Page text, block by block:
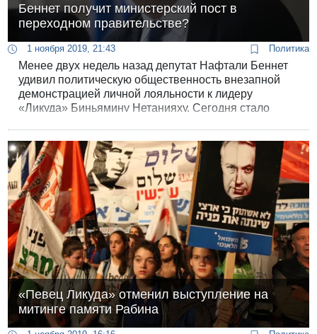
Беннет получит министерский пост в
переходном правительстве?
1 ноября 2019, 21:43 Политика
Менее двух недель назад депутат Нафтали Беннет
удивил политическую общественность внезапной
демонстрацией личной лояльности к лидеру
«Ликуда» Биньямину Нетанияху. Сегодня стало
пост — возможно, даже на пост министра обороны.
«Певец Ликуда» отменил выступление на
митинге памяти Рабина